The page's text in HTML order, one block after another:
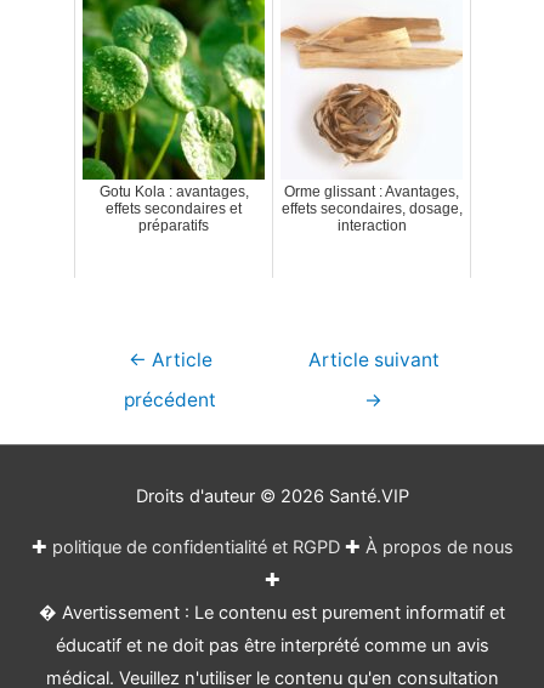
Gotu Kola : avantages,
effets secondaires et
préparatifs
Orme glissant : Avantages,
effets secondaires, dosage,
interaction
Navigation
← Article
précédent
Article suivant
→
Droits d'auteur © 2026 Santé.VIP
✚ politique de confidentialité et RGPD✚ À propos de nous
✚
� Avertissement : Le contenu est purement informatif et
éducatif et ne doit pas être interprété comme un avis
médical. Veuillez n'utiliser le contenu qu'en consultation